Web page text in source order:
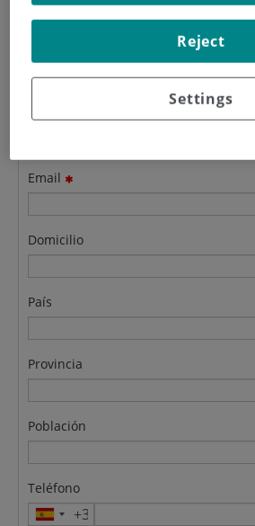
Nombre
Email
Domicilio
País
Provincia
Población
Teléfono
Settings
Reject